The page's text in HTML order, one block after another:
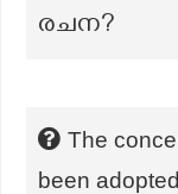
രചന?
The
been